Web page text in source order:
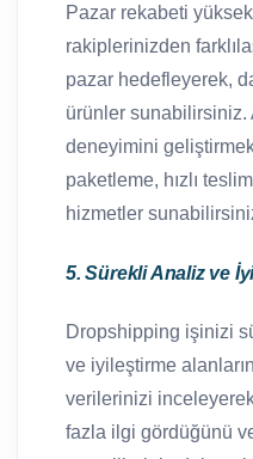
Pazar rekabeti
rakiplerinizden
pazar hedefleyerek,
ürünler sunabilirsiniz.
deneyimini
paketleme, hızlı
hizmetler
5. Sürekli Analiz ve
Dropshipping işinizi
ve iyileştirme
verilerinizi
fazla ilgi gördüğünü